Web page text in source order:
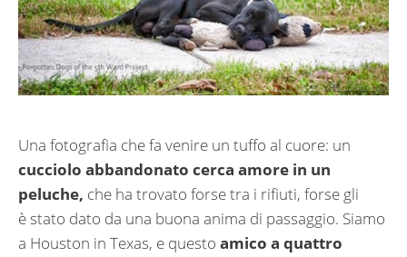
Una fotografia che fa venire un tuffo al cuore: un
cucciolo abbandonato cerca amore in un
peluche, che ha trovato forse tra i rifiuti, forse gli
è stato dato da una buona anima di passaggio. Siamo
a Houston in Texas, e questo amico a quattro